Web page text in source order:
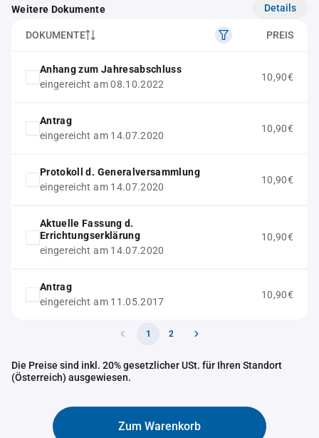
Weitere Dokumente Details
DOKUMENTE PREIS
Anhang zum Jahresabschluss
eingereicht am 08.10.2022
10,90€
Antrag
eingereicht am 14.07.2020
10,90€
Protokoll d. Generalversammlung
eingereicht am 14.07.2020
10,90€
Aktuelle Fassung d.
Errichtungserklärung
eingereicht am 14.07.2020
10,90€
Antrag
eingereicht am 11.05.2017
10,90€
1 2
Die Preise sind inkl. 20% gesetzlicher USt. für Ihren Standort
(Österreich) ausgewiesen.
Zum Warenkorb